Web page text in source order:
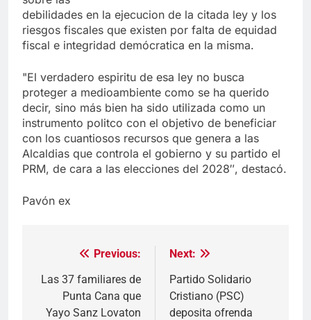
debilidades en la ejecucion de la citada ley y los
riesgos fiscales que existen por falta de equidad
fiscal e integridad demócratica en la misma.
"El verdadero espiritu de esa ley no busca
proteger a medioambiente como se ha querido
decir, sino más bien ha sido utilizada como un
instrumento politco con el objetivo de beneficiar
con los cuantiosos recursos que genera a las
Alcaldias que controla el gobierno y su partido el
PRM, de cara a las elecciones del 2028″, destacó.
Pavón ex
Navegación
de
entradas
Previous:
Las 37 familiares de
Punta Cana que
Yayo Sanz Lovaton
Next:
Partido Solidario
Cristiano (PSC)
deposita ofrenda